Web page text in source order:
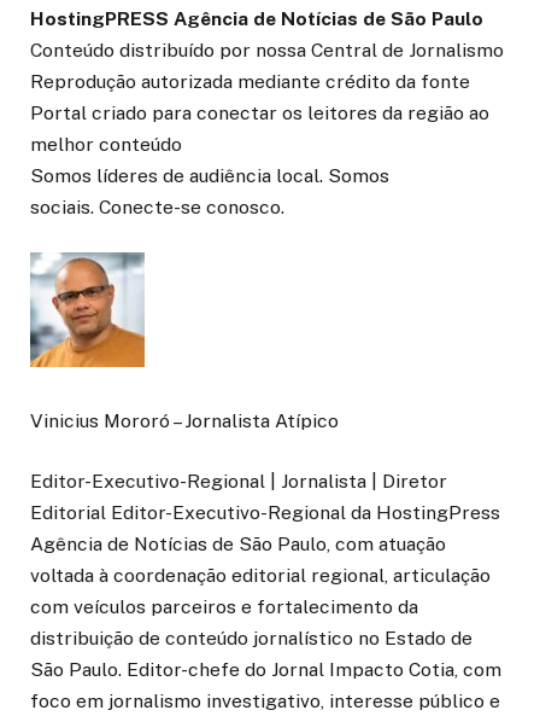
HostingPRESS Agência de Notícias de São Paulo
Conteúdo distribuído por nossa Central de Jornalismo
Reprodução autorizada mediante crédito da fonte
Portal criado para conectar os leitores da região ao
melhor conteúdo
Somos líderes de audiência local. Somos
sociais. Conecte-se conosco.
Vinicius Mororó – Jornalista Atípico
Editor-Executivo-Regional | Jornalista | Diretor
Editorial Editor-Executivo-Regional da HostingPress
Agência de Notícias de São Paulo, com atuação
voltada à coordenação editorial regional, articulação
com veículos parceiros e fortalecimento da
distribuição de conteúdo jornalístico no Estado de
São Paulo. Editor-chefe do Jornal Impacto Cotia, com
foco em jornalismo investigativo, interesse público e